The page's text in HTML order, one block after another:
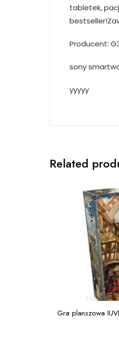
tabletek,
Producent:
sony
yyyyy
Related
Gra planszowa